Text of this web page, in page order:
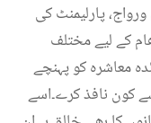
پارلیمنٹ کی
کے لیے مختلف
معاشرہ کو پہنچے
کون نافذ کرے۔اسے